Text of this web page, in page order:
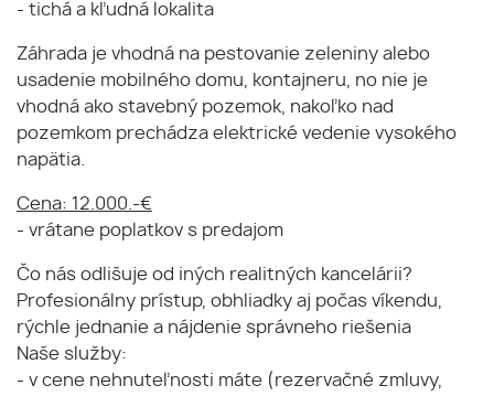
- tichá a kľudná lokalita
Záhrada je vhodná na pestovanie zeleniny alebo
usadenie mobilného domu, kontajneru, no nie je
vhodná ako stavebný pozemok, nakoľko nad
pozemkom prechádza elektrické vedenie vysokého
napätia.
Cena: 12.000.-€
- vrátane poplatkov s predajom
Čo nás odlišuje od iných realitných kancelárii?
Profesionálny prístup, obhliadky aj počas víkendu,
rýchle jednanie a nájdenie správneho riešenia
Naše služby:
- v cene nehnuteľnosti máte (rezervačné zmluvy,